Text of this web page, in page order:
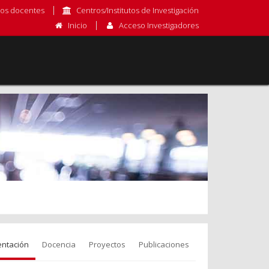
docentes
Centros/Institutos de Investigación
Inicio
Acceso Investigadores
Docencia Proyectos Publicaciones